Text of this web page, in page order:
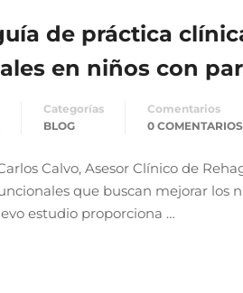
de práctica
en niños con
Categorías
BLOG
Comentarios
0 COMENTARIOS
Calvo, Asesor Clínico de
que buscan mejorar los
estudio proporciona …